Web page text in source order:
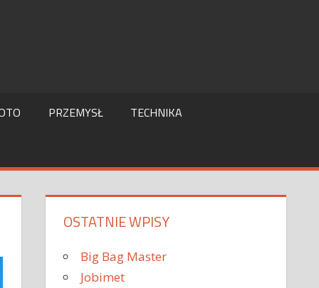
PRZEMYSŁ TECHNIKA
OSTATNIE WPISY
Big Bag Master
Jobimet